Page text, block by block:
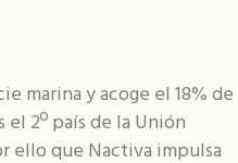
marina y acoge el 18% de
el 2º país de la Unión
ello que Nactiva impulsa